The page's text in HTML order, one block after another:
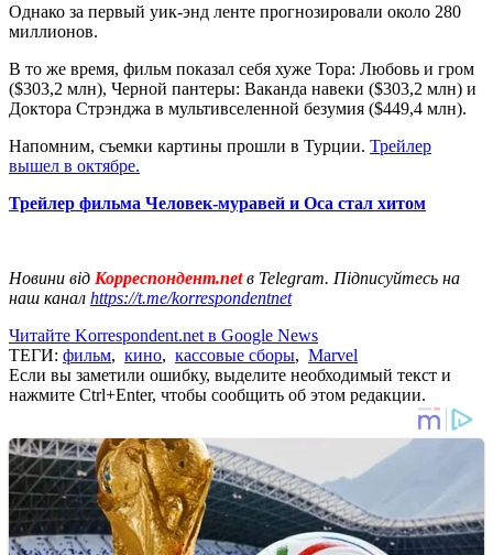
Однако за первый уик-энд ленте прогнозировали около 280
миллионов.
В то же время, фильм показал себя хуже Тора: Любовь и гром
($303,2 млн), Черной пантеры: Ваканда навеки ($303,2 млн) и
Доктора Стрэнджа в мультивселенной безумия ($449,4 млн).
Напомним, съемки картины прошли в Турции. Трейлер
вышел в октябре.
Трейлер фильма Человек-муравей и Оса стал хитом
Новини від Корреспондент.netв Telegram. Підписуйтесь на
наш канал https://t.me/korrespondentnet
Читайте Korrespondent.net в Google News
ТЕГИ: фильм, кино, кассовые сборы, Marvel
Если вы заметили ошибку, выделите необходимый текст и
нажмите Ctrl+Enter, чтобы сообщить об этом редакции.